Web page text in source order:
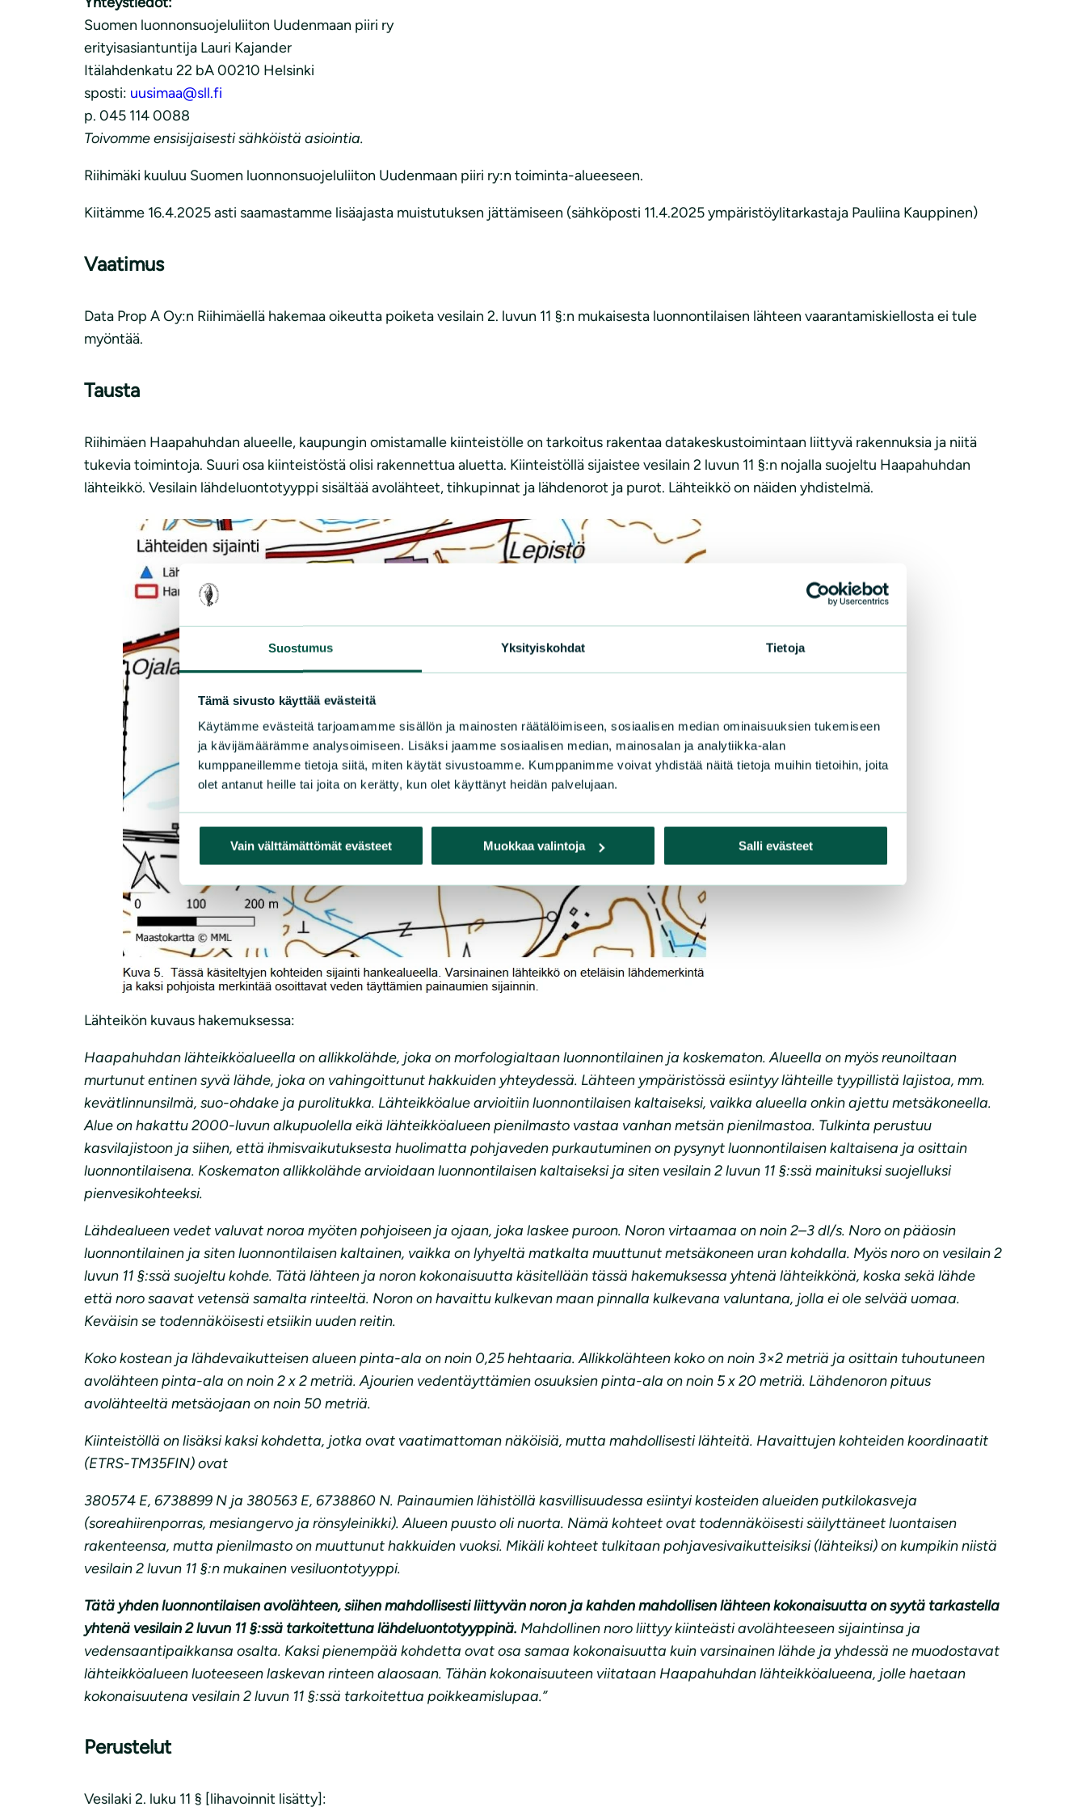
Suostumus Yksityiskohdat Tietoja
Tämä sivusto käyttää evästeitä
Käytämme evästeitä tarjoamamme sisällön ja mainosten räätälöimiseen, sosiaalisen median ominaisuuksien tukemiseen
ja kävijämäärämme analysoimiseen. Lisäksi jaamme sosiaalisen median, mainosalan ja analytiikka-alan
kumppaneillemme tietoja siitä, miten käytät sivustoamme. Kumppanimme voivat yhdistää näitä tietoja muihin tietoihin, joita
olet antanut heille tai joita on kerätty, kun olet käyttänyt heidän palvelujaan.
Vain välttämättömät evästeet Muokkaa valintoja Salli evästeet
Suomen luonnonsuojeluliiton Uudenmaan piiri ry
erityisasiantuntija Lauri Kajander
Itälahdenkatu 22 bA 00210 Helsinki
sposti: uusimaa@sll.fi
p. 045 114 0088
Toivomme ensisijaisesti sähköistä asiointia.
Riihimäki kuuluu Suomen luonnonsuojeluliiton Uudenmaan piiri ry:n toiminta-alueeseen.
Kiitämme 16.4.2025 asti saamastamme lisäajasta muistutuksen jättämiseen (sähköposti 11.4.2025 ympäristöylitarkastaja Pauliina Kauppinen)
Vaatimus
Data Prop A Oy:n Riihimäellä hakemaa oikeutta poiketa vesilain 2. luvun 11 §:n mukaisesta luonnontilaisen lähteen vaarantamiskiellosta ei tule
myöntää.
Tausta
Riihimäen Haapahuhdan alueelle, kaupungin omistamalle kiinteistölle on tarkoitus rakentaa datakeskustoimintaan liittyvä rakennuksia ja niitä
tukevia toimintoja. Suuri osa kiinteistöstä olisi rakennettua aluetta. Kiinteistöllä sijaistee vesilain 2 luvun 11 §:n nojalla suojeltu Haapahuhdan
lähteikkö. Vesilain lähdeluontotyyppi sisältää avolähteet, tihkupinnat ja lähdenorot ja purot. Lähteikkö on näiden yhdistelmä.
Lähteikön kuvaus hakemuksessa:
Haapahuhdan lähteikköalueella on allikkolähde, joka on morfologialtaan luonnontilainen ja koskematon. Alueella on myös reunoiltaan
murtunut entinen syvä lähde, joka on vahingoittunut hakkuiden yhteydessä. Lähteen ympäristössä esiintyy lähteille tyypillistä lajistoa, mm.
kevätlinnunsilmä, suo-ohdake ja purolitukka. Lähteikköalue arvioitiin luonnontilaisen kaltaiseksi, vaikka alueella onkin ajettu metsäkoneella.
Alue on hakattu 2000-luvun alkupuolella eikä lähteikköalueen pienilmasto vastaa vanhan metsän pienilmastoa. Tulkinta perustuu
kasvilajistoon ja siihen, että ihmisvaikutuksesta huolimatta pohjaveden purkautuminen on pysynyt luonnontilaisen kaltaisena ja osittain
luonnontilaisena. Koskematon allikkolähde arvioidaan luonnontilaisen kaltaiseksi ja siten vesilain 2 luvun 11 §:ssä mainituksi suojelluksi
pienvesikohteeksi.
Lähdealueen vedet valuvat noroa myöten pohjoiseen ja ojaan, joka laskee puroon. Noron virtaamaa on noin 2–3 dl/s. Noro on pääosin
luonnontilainen ja siten luonnontilaisen kaltainen, vaikka on lyhyeltä matkalta muuttunut metsäkoneen uran kohdalla. Myös noro on vesilain 2
luvun 11 §:ssä suojeltu kohde. Tätä lähteen ja noron kokonaisuutta käsitellään tässä hakemuksessa yhtenä lähteikkönä, koska sekä lähde
että noro saavat vetensä samalta rinteeltä. Noron on havaittu kulkevan maan pinnalla kulkevana valuntana, jolla ei ole selvää uomaa.
Keväisin se todennäköisesti etsiikin uuden reitin.
Koko kostean ja lähdevaikutteisen alueen pinta-ala on noin 0,25 hehtaaria. Allikkolähteen koko on noin 3×2 metriä ja osittain tuhoutuneen
avolähteen pinta-ala on noin 2 x 2 metriä. Ajourien vedentäyttämien osuuksien pinta-ala on noin 5 x 20 metriä. Lähdenoron pituus
avolähteeltä metsäojaan on noin 50 metriä.
Kiinteistöllä on lisäksi kaksi kohdetta, jotka ovat vaatimattoman näköisiä, mutta mahdollisesti lähteitä. Havaittujen kohteiden koordinaatit
(ETRS-TM35FIN) ovat
380574 E, 6738899 N ja 380563 E, 6738860 N. Painaumien lähistöllä kasvillisuudessa esiintyi kosteiden alueiden putkilokasveja
(soreahiirenporras, mesiangervo ja rönsyleinikki). Alueen puusto oli nuorta. Nämä kohteet ovat todennäköisesti säilyttäneet luontaisen
rakenteensa, mutta pienilmasto on muuttunut hakkuiden vuoksi. Mikäli kohteet tulkitaan pohjavesivaikutteisiksi (lähteiksi) on kumpikin niistä
vesilain 2 luvun 11 §:n mukainen vesiluontotyyppi.
Tätä yhden luonnontilaisen avolähteen, siihen mahdollisesti liittyvän noron ja kahden mahdollisen lähteen kokonaisuutta on syytä tarkastella
yhtenä vesilain 2 luvun 11 §:ssä tarkoitettuna lähdeluontotyyppinä. Mahdollinen noro liittyy kiinteästi avolähteeseen sijaintinsa ja
vedensaantipaikkansa osalta. Kaksi pienempää kohdetta ovat osa samaa kokonaisuutta kuin varsinainen lähde ja yhdessä ne muodostavat
lähteikköalueen luoteeseen laskevan rinteen alaosaan. Tähän kokonaisuuteen viitataan Haapahuhdan lähteikköalueena, jolle haetaan
kokonaisuutena vesilain 2 luvun 11 §:ssä tarkoitettua poikkeamislupaa.”
Perustelut
Vesilaki 2. luku 11 § [lihavoinnit lisätty]: